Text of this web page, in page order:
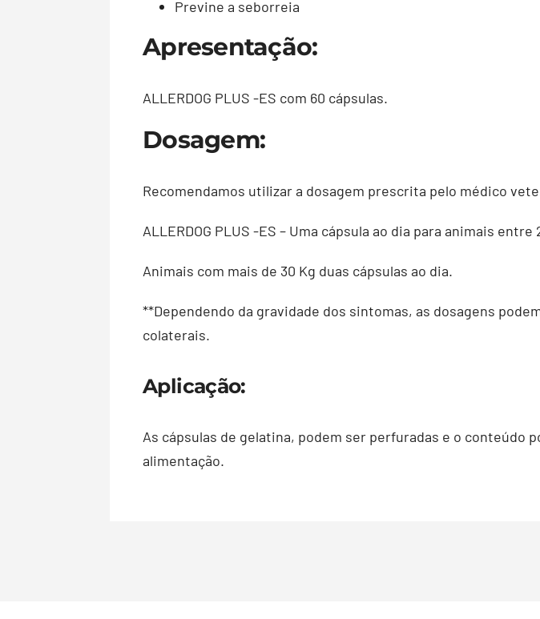
Previne a seborreia
Apresentação:
ALLERDOG PLUS -ES com 60 cápsulas.
Dosagem:
Recomendamos utilizar a dosagem prescrita pelo médico
ALLERDOG PLUS -ES – Uma cápsula ao dia para animais entre
Animais com mais de 30 Kg duas cápsulas ao dia.
**Dependendo da gravidade dos sintomas, as dosagens
colaterais.
Aplicação:
As cápsulas de gelatina, podem ser perfuradas e o conteúdo
alimentação.